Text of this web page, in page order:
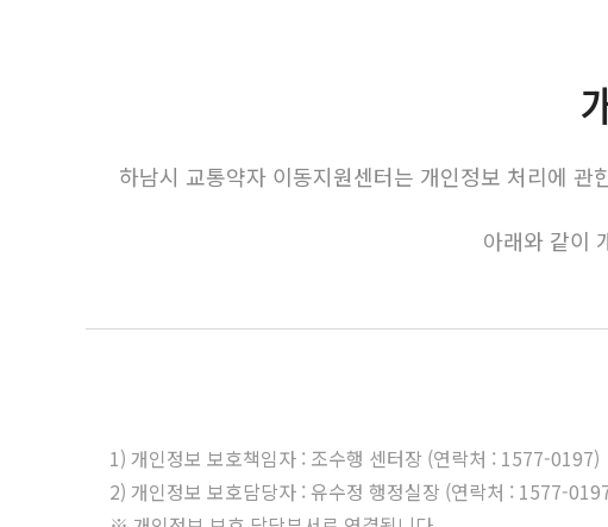
하남시 교통약자 이동지원센터는 개인정보 처리에
아래와 같이
1) 개인정보 보호책임자 : 조수행 센터장 (연락처 : 1577-0197)
2) 개인정보 보호담당자 : 유수정 행정실장 (연락처 : 1577-